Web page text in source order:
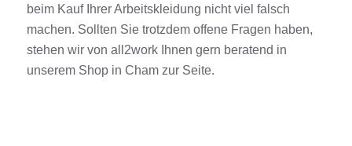
beim Kauf IhrerArbeitskleidung nicht viel falsch
machen. Sollten Sie trotzdem offene Fragen haben,
stehen wir von all2work Ihnen gern beratend in
unserem Shop in Chamzur Seite.